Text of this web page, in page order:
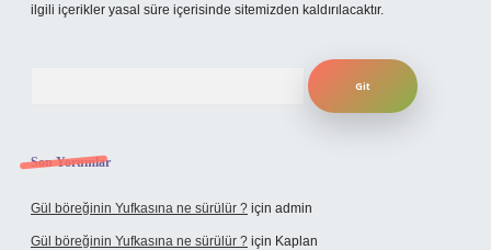
ilgili içerikler yasal süre içerisinde sitemizden kaldırılacaktır.
Son Yorumlar
Gül böreğinin Yufkasına ne sürülür ? için admin
Gül böreğinin Yufkasına ne sürülür ? için Kaplan